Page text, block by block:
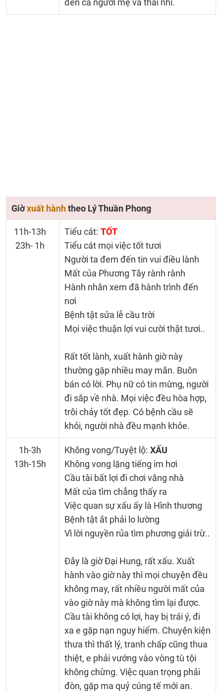
đến cả người mẹ và thai nhi.
Giờxuất hànhtheo Lý Thuần Phong
11h-13h
23h- 1h
Tiểu cát: TỐT
Tiểu cát mọi việc tốt tươi
Người ta đem đến tin vui điều lành
Mất của Phương Tây rành rành
Hành nhân xem đã hành trình đến
nơi
Bệnh tật sửa lễ cầu trời
Mọi việc thuận lợi vui cười thật tươi..
Rất tốt lành, xuất hành giờ này
thường gặp nhiều may mắn. Buôn
bán có lời. Phụ nữ có tin mừng, người
đi sắp về nhà. Mọi việc đều hòa hợp,
trôi chảy tốt đẹp. Có bệnh cầu sẽ
khỏi, người nhà đều mạnh khỏe.
1h-3h
13h-15h
Không vong/Tuyệt lộ: XẤU
Không vong lặng tiếng im hơi
Cầu tài bất lợi đi chơi vắng nhà
Mất của tìm chẳng thấy ra
Việc quan sự xấu ấy là Hình thương
Bệnh tật ắt phải lo lường
Vì lời nguyền rủa tìm phương giải trừ..
Đây là giờ Đại Hung, rất xấu. Xuất
hành vào giờ này thì mọi chuyện đều
không may, rất nhiều người mất của
vào giờ này mà không tìm lại được.
Cầu tài không có lợi, hay bị trái ý, đi
xa e gặp nạn nguy hiểm. Chuyện kiện
thưa thì thất lý, tranh chấp cũng thua
thiệt, e phải vướng vào vòng tù tội
không chừng. Việc quan trọng phải
đòn, gặp ma quỷ cúng tế mới an.